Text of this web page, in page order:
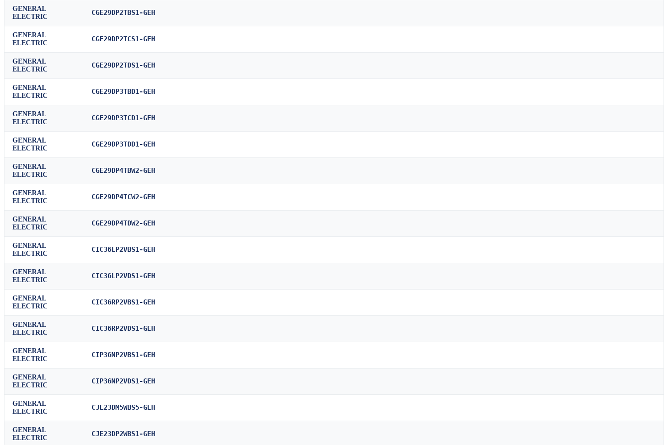
GENERAL
ELECTRIC
CGE29DP2TBS1-GEH
GENERAL
ELECTRIC
CGE29DP2TCS1-GEH
GENERAL
ELECTRIC
CGE29DP2TDS1-GEH
GENERAL
ELECTRIC
CGE29DP3TBD1-GEH
GENERAL
ELECTRIC
CGE29DP3TCD1-GEH
GENERAL
ELECTRIC
CGE29DP3TDD1-GEH
GENERAL
ELECTRIC
CGE29DP4TBW2-GEH
GENERAL
ELECTRIC
CGE29DP4TCW2-GEH
GENERAL
ELECTRIC
CGE29DP4TDW2-GEH
GENERAL
ELECTRIC
CIC36LP2VBS1-GEH
GENERAL
ELECTRIC
CIC36LP2VDS1-GEH
GENERAL
ELECTRIC
CIC36RP2VBS1-GEH
GENERAL
ELECTRIC
CIC36RP2VDS1-GEH
GENERAL
ELECTRIC
CIP36NP2VBS1-GEH
GENERAL
ELECTRIC
CIP36NP2VDS1-GEH
GENERAL
ELECTRIC
CJE23DM5WBS5-GEH
GENERAL
ELECTRIC
CJE23DP2WBS1-GEH